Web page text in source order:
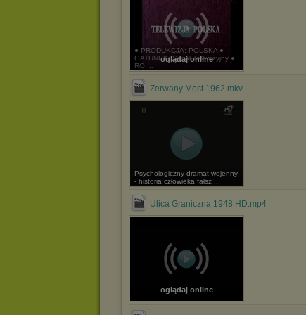
oglądaj online
● PRODUKCJA: POLSKA ●
GATUNEK: Serial Telewizyjny ●
RO ...
Zerwany Most 1962.mkv
Psychologiczny dramat wojenny
- historia człowieka fałsz ...
Ulica Graniczna 1948 HD.mp4
oglądaj online